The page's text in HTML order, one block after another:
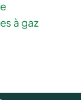
à gaz